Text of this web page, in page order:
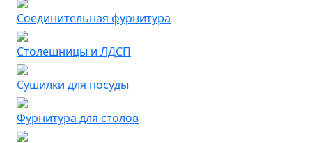
Соединительная фурнитура
Столешницы и ЛДСП
Сушилки для посуды
Фурнитура для столов